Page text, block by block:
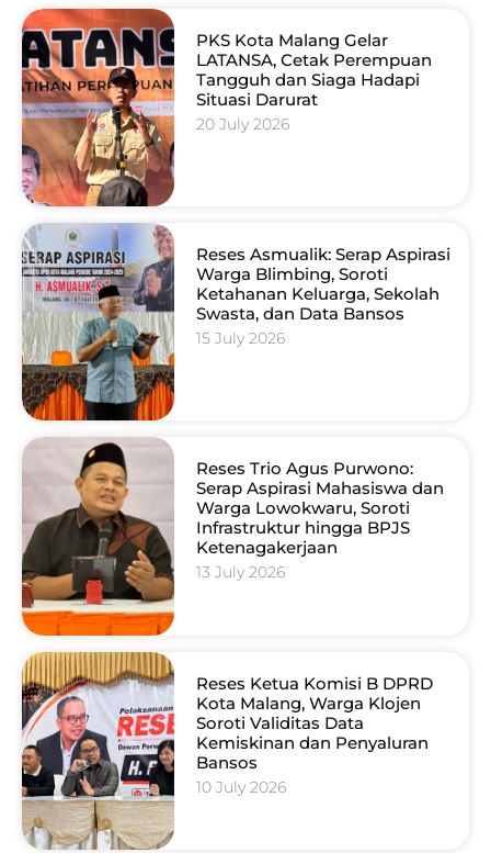
PKS Kota Malang Gelar
LATANSA, Cetak Perempuan
Tangguh dan Siaga Hadapi
Situasi Darurat
20 July 2026
Reses Asmualik: Serap Aspirasi
Warga Blimbing, Soroti
Ketahanan Keluarga, Sekolah
Swasta, dan Data Bansos
15 July 2026
Reses Trio Agus Purwono:
Serap Aspirasi Mahasiswa dan
Warga Lowokwaru, Soroti
Infrastruktur hingga BPJS
Ketenagakerjaan
13 July 2026
Reses Ketua Komisi B DPRD
Kota Malang, Warga Klojen
Soroti Validitas Data
Kemiskinan dan Penyaluran
Bansos
10 July 2026